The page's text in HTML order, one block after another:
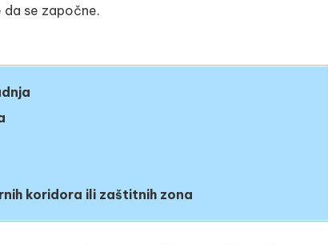
se započne.
koridora ili zaštitnih zona